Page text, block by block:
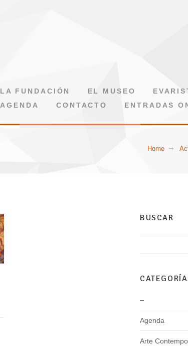
LA FUNDACIÓN EL MUSEO
AGENDA CONTACTO ENTRADAS
Home
BUSCAR
–
Agenda
Arte